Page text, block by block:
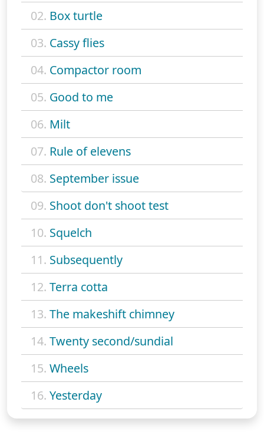
02. Box turtle
03. Cassy flies
04. Compactor room
05. Good to me
06. Milt
07. Rule of elevens
08. September issue
09. Shoot don't shoot test
10. Squelch
11. Subsequently
12. Terra cotta
13. The makeshift chimney
14. Twenty second/sundial
15. Wheels
16. Yesterday